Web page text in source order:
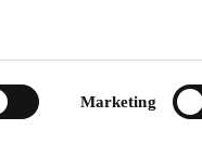
Marketing
vorbehalten